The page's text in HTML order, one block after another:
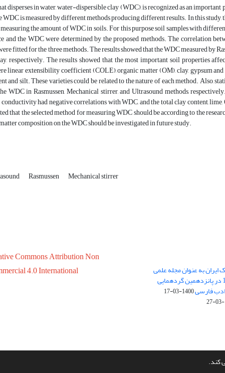
کند.
disperses in water, water-dispersible clay (WDC), is recognized as an
is measured by different methods producing different results. In this
the amount of WDC in soils. For this purpose soil samples with
and the WDC were determined by the proposed methods. The correlation
fitted for the three methods. The results showed that the WDC measured by
respectively. The results showed that the most important soil properties
linear extensibility coefficient (COLE), organic matter (OM), clay, gypsum
silt. These varieties could be related to the nature of each method. Also,
WDC in Rasmussen, Mechanical stirrer, and Ultrasound methods,
had negative correlations with WDC, and the total clay content,
that the selected method for measuring WDC should be according to the
composition on the WDC should be investigated in future study.
Rasmussen Mechanical stirrer
به عنوان مجله علمی
برتر فارسی زبان در سال 1399 در پانزدهمین گردهمایی
ادب فارسی1400-03-17
Commons Attribution Non
4.0 International